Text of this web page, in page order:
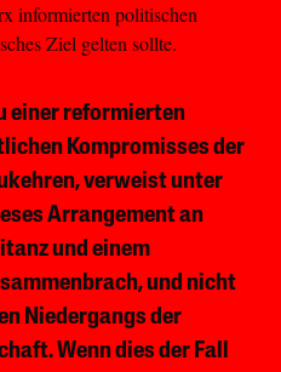
informierten politischen
Ziel gelten sollte.
einer reformierten
Kompromisses der
verweist unter
Arrangement an
und einem
und nicht
Niedergangs der
Wenn dies der Fall